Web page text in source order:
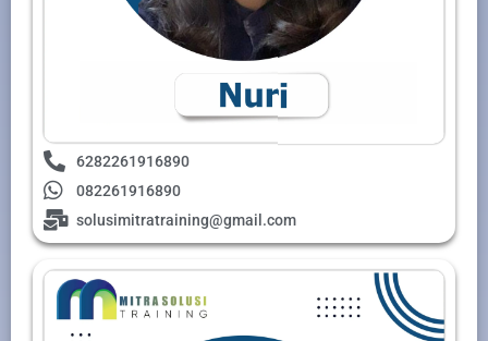
6282261916890
082261916890
solusimitratraining@gmail.com